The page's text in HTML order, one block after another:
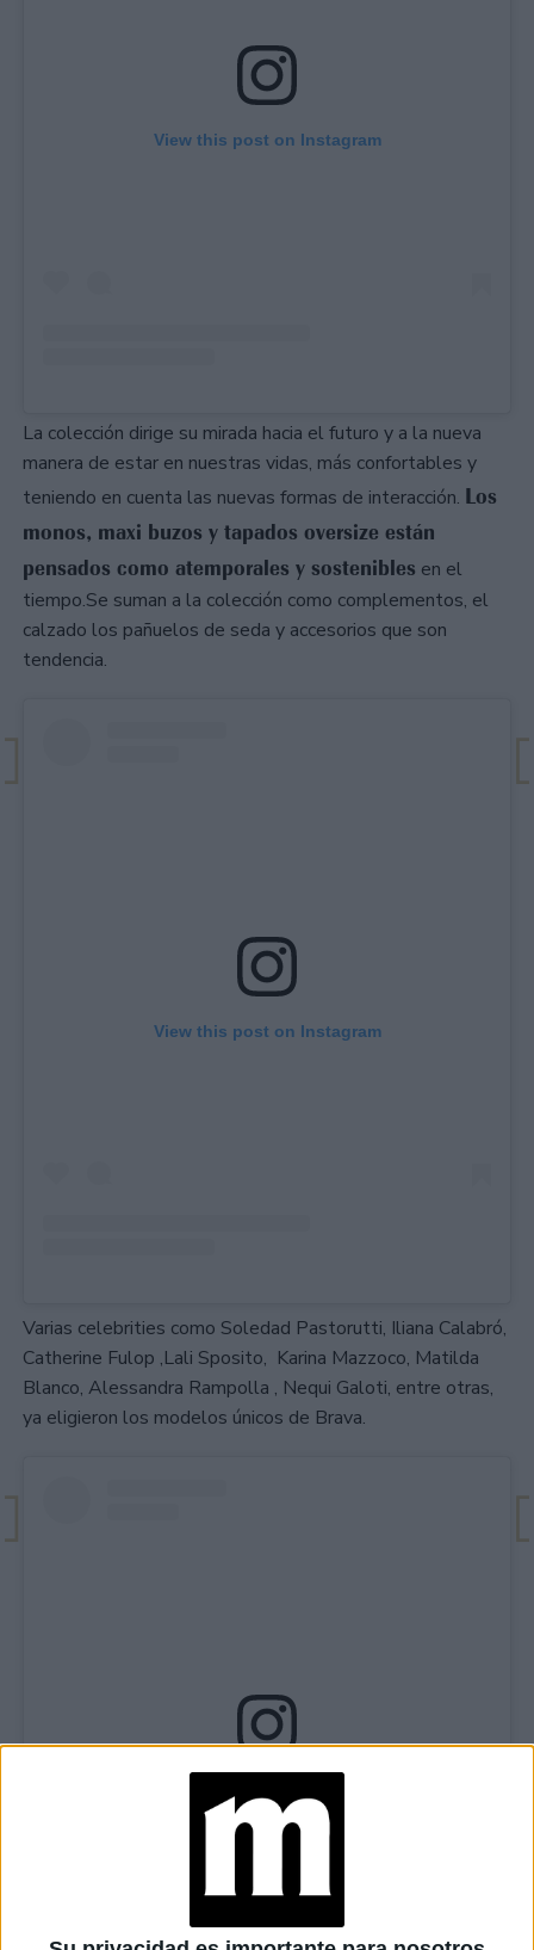
View this post on Instagram
La colección dirige su mirada hacia el futuro y a la nueva
manera de estar en nuestras vidas, más confortables y
teniendo en cuenta las nuevas formas de interacción. Los
monos, maxi buzos y tapados oversize están
pensados como atemporales y sostenibles en el
tiempo.Se suman a la colección como complementos, el
calzado los pañuelos de seda y accesorios que son
tendencia.
View this post on Instagram
Varias celebrities como Soledad Pastorutti, Iliana Calabró,
Catherine Fulop ,Lali Sposito, Karina Mazzoco, Matilda
Blanco, Alessandra Rampolla , Nequi Galoti, entre otras,
ya eligieron los modelos únicos de Brava.